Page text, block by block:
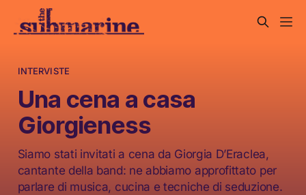
INTERVISTE
Una cena a casa
Giorgieness
Siamo stati invitati a cena da Giorgia D’Eraclea,
cantante della band: ne abbiamo approfittato per
parlare di musica, cucina e tecniche di seduzione.